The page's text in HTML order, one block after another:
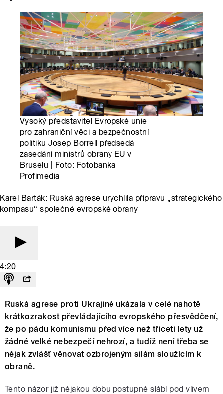
Vysoký představitel Evropské unie
pro zahraniční věci a bezpečnostní
politiku Josep Borrell předsedá
zasedání ministrů obrany EU v
Bruselu | Foto: Fotobanka
Profimedia
Karel Barták: Ruská agrese urychlila přípravu „strategického
kompasu“ společné evropské obrany
4:20
Ruská agrese proti Ukrajině ukázala v celé nahotě
krátkozrakost převládajícího evropského přesvědčení,
že po pádu komunismu před více než třiceti lety už
žádné velké nebezpečí nehrozí, a tudíž není třeba se
nějak zvlášť věnovat ozbrojeným silám sloužícím k
obraně.
Tento názor již nějakou dobu postupně slábl pod vlivem